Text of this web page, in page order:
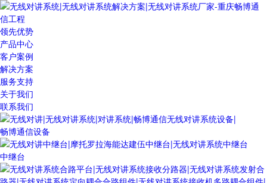
领先优势
产品中心
客户案例
解决方案
服务支持
关于我们
联系我们
畅博通信设备
中继台